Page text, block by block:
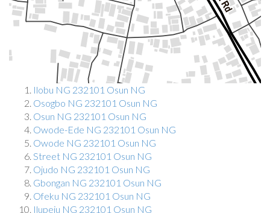
Ilobu NG 232101 Osun NG
Osogbo NG 232101 Osun NG
Osun NG 232101 Osun NG
Owode-Ede NG 232101 Osun NG
Owode NG 232101 Osun NG
Street NG 232101 Osun NG
Ojudo NG 232101 Osun NG
Gbongan NG 232101 Osun NG
Ofeku NG 232101 Osun NG
Ilupeju NG 232101 Osun NG